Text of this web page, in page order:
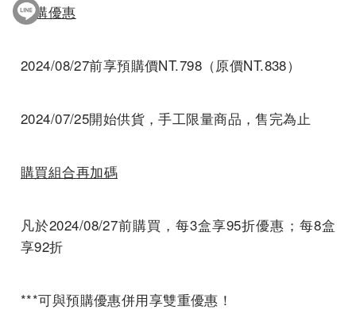
預購優惠
2024/08/27前享預購價NT.798（原價NT.838）
2024/07/25開始供貨，手工限量商品，售完為止
購買組合再加碼
凡於2024/08/27前購買，每3盒享95折優惠；每8盒
享92折
***可與預購優惠併用享雙重優惠！